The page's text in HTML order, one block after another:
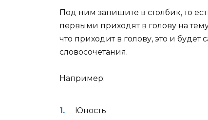
Под ним запишите в столбик, то
первыми приходят в голову на
что приходит в голову, это и
словосочетания.
Например:
Юность